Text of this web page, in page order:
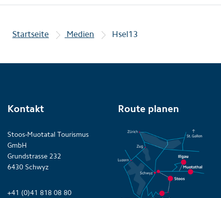
Startseite Medien Hsel13
Kontakt
Stoos-Muotatal Tourismus
GmbH
Grundstrasse 232
6430 Schwyz
+41 (0)41 818 08 80
Route planen